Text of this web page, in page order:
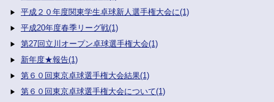
平成２０年度関東学生卓球新人選手権大会に(1)
平成20年度春季リーグ戦(1)
第27回立川オープン卓球選手権大会(1)
新年度★報告(1)
第６０回東京卓球選手権大会結果(1)
第６０回東京卓球選手権大会について(1)